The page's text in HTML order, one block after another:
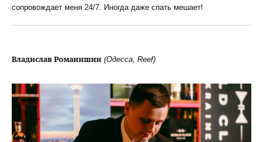
сопровождает меня 24/7. Иногда даже спать мешает!
Владислав Романишин (Одесса, Reef)